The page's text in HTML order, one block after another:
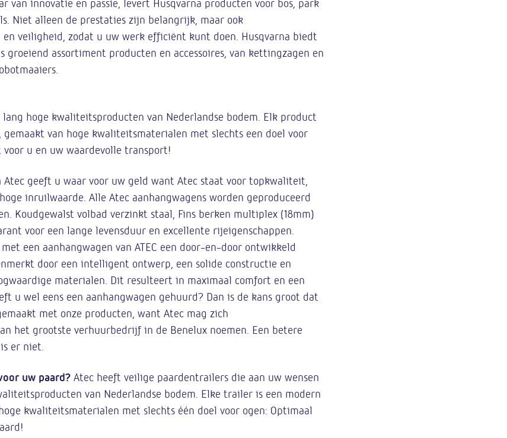
Niet alleen de prestaties zijn belangrijk, maar ook
veiligheid, zodat u uw werk efficiënt kunt doen. Husqvarna biedt
groeiend assortiment producten en accessoires, van kettingzagen en
hoge kwaliteitsproducten van Nederlandse bodem. Elk product
van hoge kwaliteitsmaterialen met slechts een doel voor
u en uw waardevolle transport!
Atec geeft u waar voor uw geld want Atec staat voor topkwaliteit,
inruilwaarde. Alle Atec aanhangwagens worden geproduceerd
Koudgewalst volbad verzinkt staal, Fins berken multiplex (18mm)
voor een lange levensduur en excellente rijeigenschappen.
een aanhangwagen van ATEC een door-en-door ontwikkeld
door een intelligent ontwerp, een solide constructie en
materialen. Dit resulteert in maximaal comfort en een
u wel eens een aanhangwagen gehuurd? Dan is de kans groot dat
met onze producten, want Atec mag zich
het grootste verhuurbedrijf in de Benelux noemen. Een betere
er niet.
uw paard? Atec heeft veilige paardentrailers die aan uw wensen
van Nederlandse bodem. Elke trailer is een modern
kwaliteitsmaterialen met slechts één doel voor ogen: Optimaal